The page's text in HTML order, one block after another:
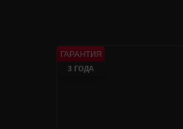
ГАРАНТИЯ
3 ГОДА